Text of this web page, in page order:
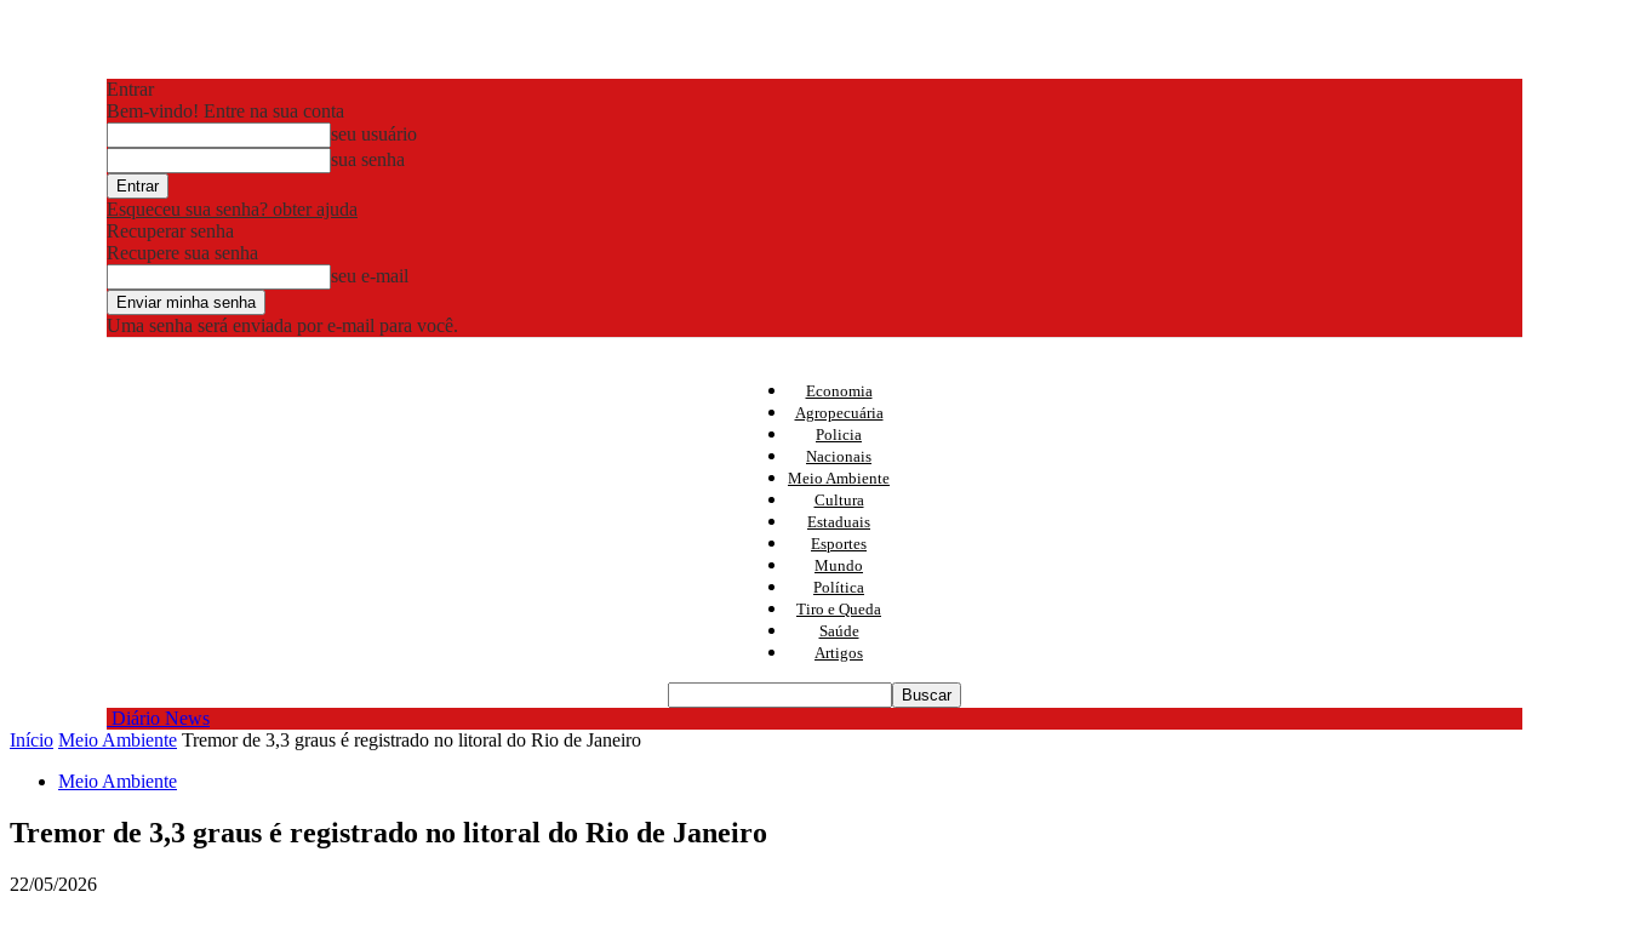
Entrar
Bem-vindo! Entre na sua conta
seu usuário
sua senha
Esqueceu sua senha? obter ajuda
Recuperar senha
Recupere sua senha
seu e-mail
Uma senha será enviada por e-mail para você.
Economia
Agropecuária
Policia
Nacionais
Meio Ambiente
Cultura
Estaduais
Esportes
Mundo
Política
Tiro e Queda
Saúde
Artigos
Diário News
Início Meio Ambiente Tremor de 3,3 graus é registrado no litoral do Rio de Janeiro
Meio Ambiente
Tremor de 3,3 graus é registrado no litoral do Rio de Janeiro
22/05/2026